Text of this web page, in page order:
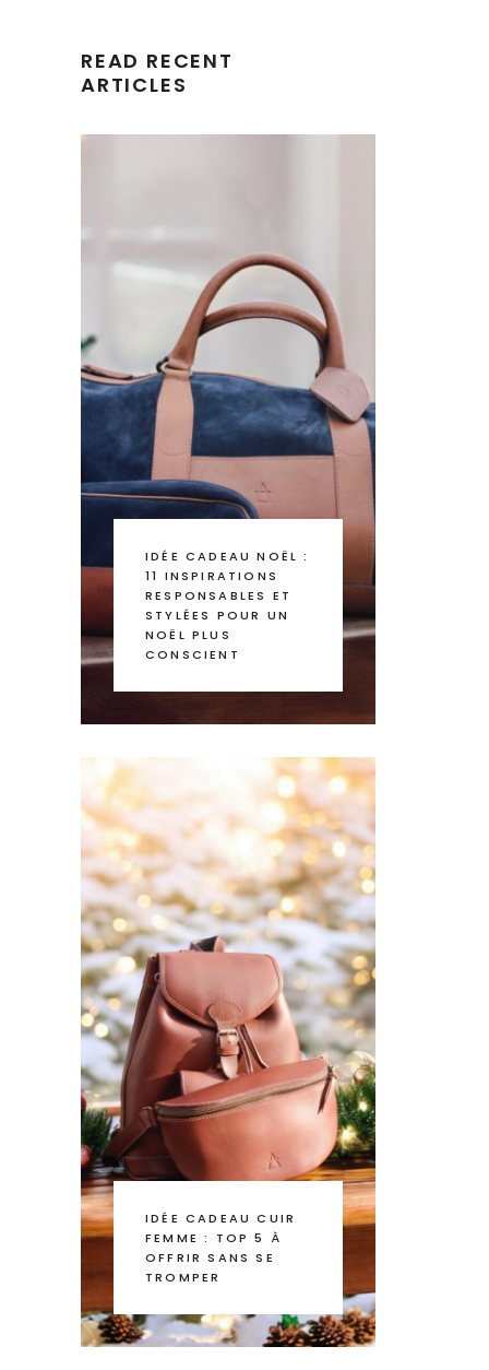
READ RECENT
ARTICLES
IDÉE CADEAU NOËL :
11 INSPIRATIONS
RESPONSABLES ET
STYLÉES POUR UN
NOËL PLUS
CONSCIENT
IDÉE CADEAU CUIR
FEMME : TOP 5 À
OFFRIR SANS SE
TROMPER